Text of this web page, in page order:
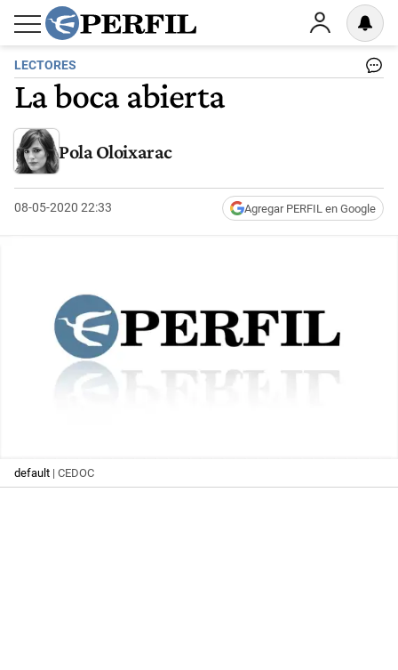
LECTORES
La boca abierta
Pola Oloixarac
08-05-2020 22:33 Agregar PERFIL en Google
default | CEDOC